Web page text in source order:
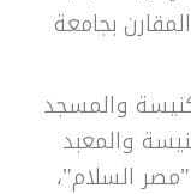
بجامعة
والمسجد
والمعبد
السلام"،